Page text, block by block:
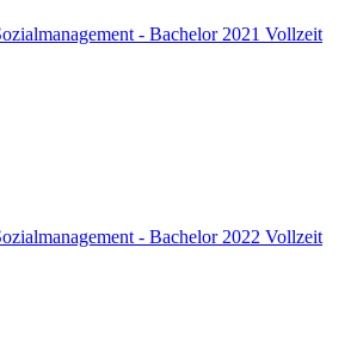
- Bachelor 2021 Vollzeit
- Bachelor 2022 Vollzeit